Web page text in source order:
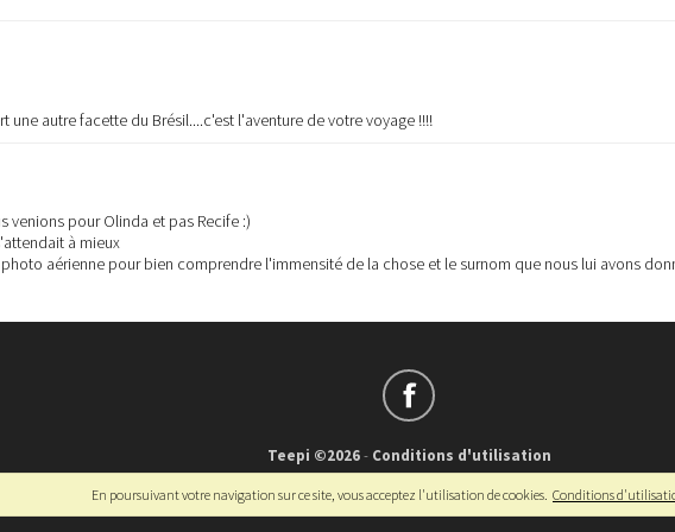
une autre facette du Brésil....c'est l'aventure de votre voyage !!!!
venions pour Olinda et pas Recife :)
à mieux
aérienne pour bien comprendre l'immensité de la chose et le surnom que nous lui avons
Teepi ©2026- Conditions d'utilisation
Français- English
En poursuivant votre navigation sur ce site, vous acceptez l'utilisation de cookies. Conditions